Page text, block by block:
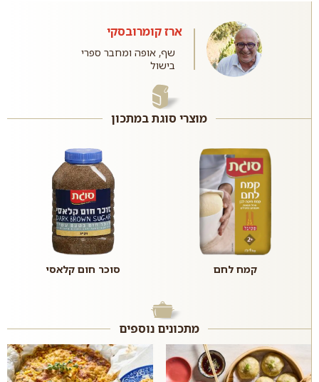
ארז קומרובסקי
שף, אופה ומחבר ספרי
בישול
מוצרי סוגת במתכון
קמח לחם סוכר חום קלאסי
מתכונים נוספים